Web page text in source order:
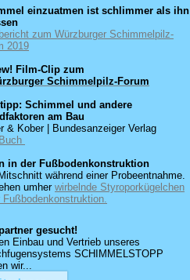
einzuatmen ist schlimmer als ihn
zum Würzburger Schimmelpilz-
2019
Film-Clip zum
Schimmelpilz-Forum
Schimmel und andere
am Bau
& Kober | Bundesanzeiger Verlag
in der Fußbodenkonstruktion
während einer Probeentnahme.
umher wirbelnde Styroporkügelchen
Fußbodenkonstruktion.
gesucht!
Einbau und Vertrieb unseres
SCHIMMELSTOPP
wir...